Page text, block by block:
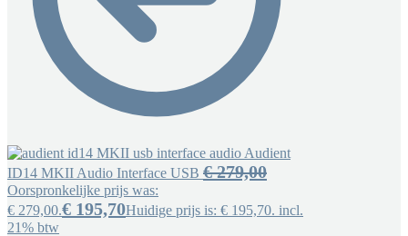
Audient
ID14 MKII Audio Interface USB €279,00
Oorspronkelijke prijs was:
€ 279,00.€ 195,70Huidige prijs is: € 195,70. incl.
21% btw